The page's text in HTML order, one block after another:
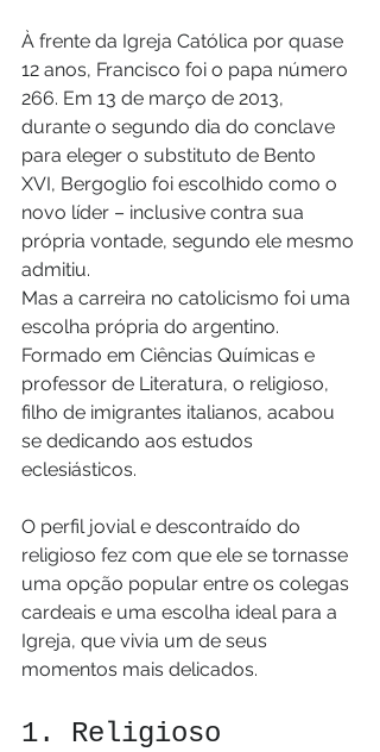
À frente da Igreja Católica por quase
12 anos, Francisco foi o papa número
266. Em 13 de março de 2013,
durante o segundo dia do conclave
para eleger o substituto de Bento
XVI, Bergoglio foi escolhido como o
novo líder – inclusive contra sua
própria vontade, segundo ele mesmo
admitiu.
Mas a carreira no catolicismo foi uma
escolha própria do argentino.
Formado em Ciências Químicas e
professor de Literatura, o religioso,
filho de imigrantes italianos, acabou
se dedicando aos estudos
eclesiásticos.
O perfil jovial e descontraído do
religioso fez com que ele se tornasse
uma opção popular entre os colegas
cardeais e uma escolha ideal para a
Igreja, que vivia um de seus
momentos mais delicados.
1. Religioso